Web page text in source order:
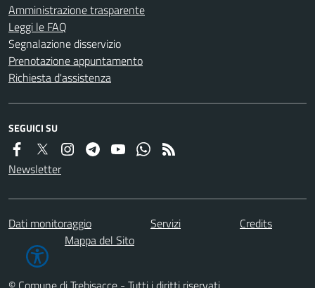
Amministrazione trasparente
Leggi le FAQ
Segnalazione disservizio
Prenotazione appuntamento
Richiesta d'assistenza
SEGUICI SU
Newsletter
Dati monitoraggio Servizi
Credits
Mappa del Sito